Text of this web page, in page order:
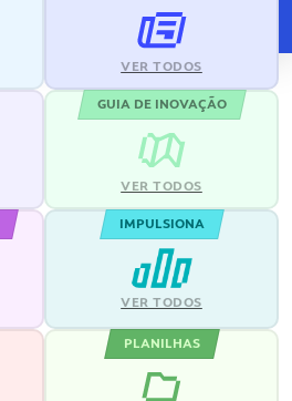
VER TODOS
GUIA DE INOVAÇÃO
VER TODOS
IMPULSIONA
VER TODOS
PLANILHAS